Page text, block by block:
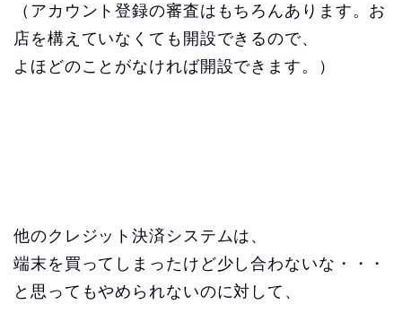
（アカウント登録の審査はもちろんあります。お
店を構えていなくても開設できるので、
よほどのことがなければ開設できます。）
他のクレジット決済システムは、
端末を買ってしまったけど少し合わないな・・・
と思ってもやめられないのに対して、